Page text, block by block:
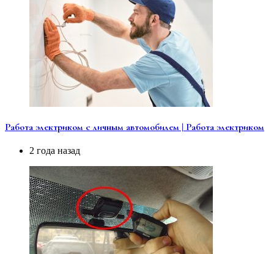
Работа электриком с личным автомобилем | Работа электриком
2 года назад